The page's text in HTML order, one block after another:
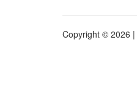
Copyright © 2026 |